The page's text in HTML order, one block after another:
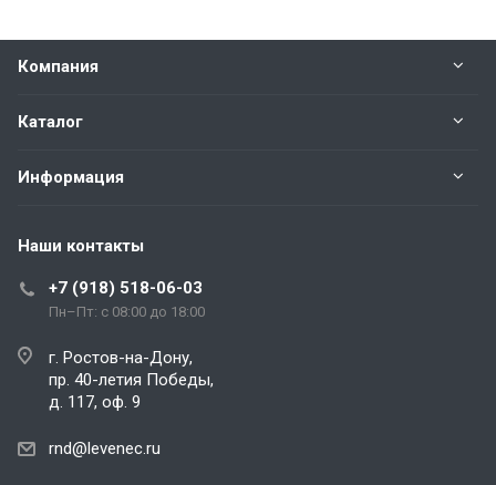
Компания
Каталог
Информация
Наши контакты
+7 (918) 518-06-03
Пн–Пт: с 08:00 до 18:00
г. Ростов-на-Дону,
пр. 40-летия Победы,
д. 117, оф. 9
rnd@levenec.ru